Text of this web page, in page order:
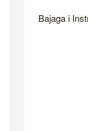
Bajaga i